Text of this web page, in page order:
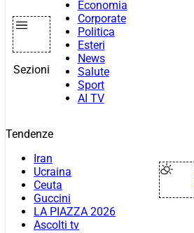
Sezioni
Economia
Corporate
Politica
Esteri
News
Salute
Sport
AI TV
Tendenze
Iran
Ucraina
Ceuta
Guccini
LA PIAZZA 2026
Ascolti tv